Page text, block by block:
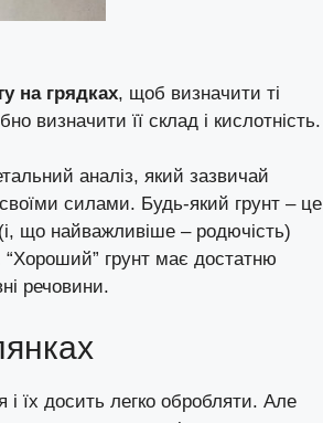
на грядках, щоб визначити ті
визначити її склад і кислотність.
аналіз, який зазвичай
силами. Будь-який грунт – це
що найважливіше – родючість)
“Хороший” грунт має достатню
речовини.
їх досить легко обробляти. Але